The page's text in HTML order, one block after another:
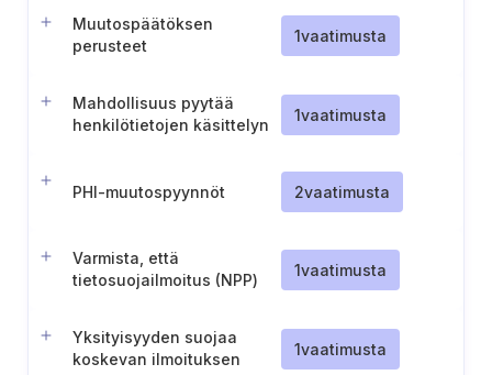
Muutospäätöksen
perusteet
1vaatimusta
Mahdollisuus pyytää
henkilötietojen käsittelyn
1vaatimusta
PHI-muutospyynnöt 2vaatimusta
Varmista, että
tietosuojailmoitus (NPP)
1vaatimusta
Yksityisyyden suojaa
koskevan ilmoituksen
1vaatimusta